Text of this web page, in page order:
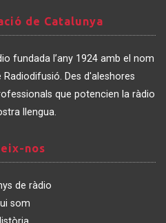
de Catalunya
fundada l’any 1924 amb el nom
Des d'aleshores
que potencien la ràdio
llengua.
nos
de ràdio
som